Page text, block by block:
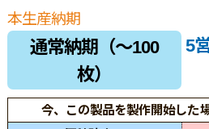
本生産納期
通常納期（～100
枚）
5
今、この製品を製作開始した